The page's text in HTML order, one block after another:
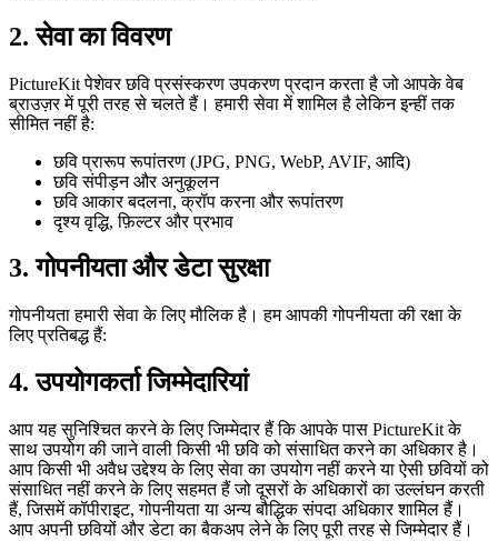
2. सेवा का विवरण
PictureKit पेशेवर छवि प्रसंस्करण उपकरण प्रदान करता है जो आपके वेब
ब्राउज़र में पूरी तरह से चलते हैं। हमारी सेवा में शामिल है लेकिन इन्हीं तक
सीमित नहीं है:
छवि प्रारूप रूपांतरण (JPG, PNG, WebP, AVIF, आदि)
छवि संपीड़न और अनुकूलन
छवि आकार बदलना, क्रॉप करना और रूपांतरण
दृश्य वृद्धि, फ़िल्टर और प्रभाव
3. गोपनीयता और डेटा सुरक्षा
गोपनीयता हमारी सेवा के लिए मौलिक है। हम आपकी गोपनीयता की रक्षा के
लिए प्रतिबद्ध हैं:
4. उपयोगकर्ता जिम्मेदारियां
आप यह सुनिश्चित करने के लिए जिम्मेदार हैं कि आपके पास PictureKit के
साथ उपयोग की जाने वाली किसी भी छवि को संसाधित करने का अधिकार है।
आप किसी भी अवैध उद्देश्य के लिए सेवा का उपयोग नहीं करने या ऐसी छवियों को
संसाधित नहीं करने के लिए सहमत हैं जो दूसरों के अधिकारों का उल्लंघन करती
हैं, जिसमें कॉपीराइट, गोपनीयता या अन्य बौद्धिक संपदा अधिकार शामिल हैं।
आप अपनी छवियों और डेटा का बैकअप लेने के लिए पूरी तरह से जिम्मेदार हैं।